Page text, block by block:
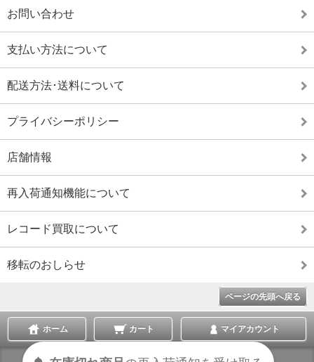
お問い合わせ
支払い方法について
配送方法･送料について
プライバシーポリシー
店舗情報
再入荷通知機能について
レコード買取について
移転のおしらせ
ページの先頭へ戻る
ホーム カート マイアカウント